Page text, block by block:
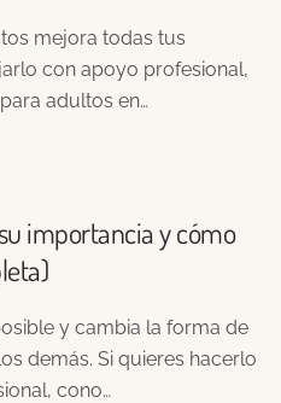
mejora todas tus
con apoyo profesional,
adultos en…
importancia y cómo
y cambia la forma de
demás. Si quieres hacerlo
cono…